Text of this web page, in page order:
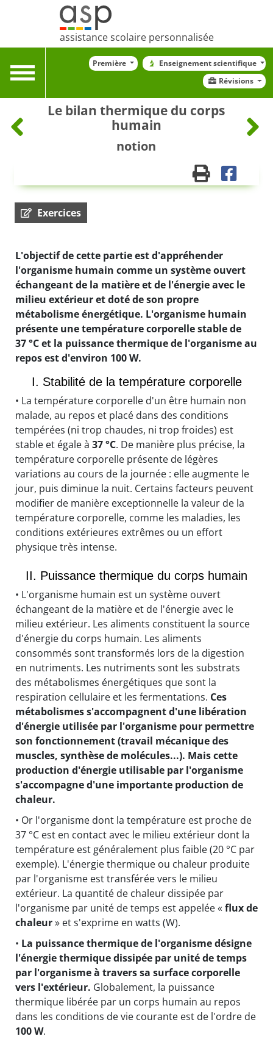
assistance scolaire personnalisée
Toggle
Première
Enseignement scientifique
Révisions
Le bilan thermique du corps
humain
notion
Exercices
L'objectif de cette partie est d'appréhender
l'organisme humain comme un système ouvert
échangeant de la matière et de l'énergie avec le
milieu extérieur et doté de son propre
métabolisme énergétique. L'organisme humain
présente une température corporelle stable de
37 °C et la puissance thermique de l'organisme au
repos est d'environ 100 W.
I. Stabilité de la température corporelle
• La température corporelle d'un être humain non
malade, au repos et placé dans des conditions
tempérées (ni trop chaudes, ni trop froides) est
stable et égale à 37 °C. De manière plus précise, la
température corporelle présente de légères
variations au cours de la journée : elle augmente le
jour, puis diminue la nuit. Certains facteurs peuvent
modifier de manière exceptionnelle la valeur de la
température corporelle, comme les maladies, les
conditions extérieures extrêmes ou un effort
physique très intense.
II. Puissance thermique du corps humain
• L'organisme humain est un système ouvert
échangeant de la matière et de l'énergie avec le
milieu extérieur. Les aliments constituent la source
d'énergie du corps humain. Les aliments
consommés sont transformés lors de la digestion
en nutriments. Les nutriments sont les substrats
des métabolismes énergétiques que sont la
respiration cellulaire et les fermentations. Ces
métabolismes s'accompagnent d'une libération
d'énergie utilisée par l'organisme pour permettre
son fonctionnement (travail mécanique des
muscles, synthèse de molécules...). Mais cette
production d'énergie utilisable par l'organisme
s'accompagne d'une importante production de
chaleur.
• Or l'organisme dont la température est proche de
37 °C est en contact avec le milieu extérieur dont la
température est généralement plus faible (20 °C par
exemple). L'énergie thermique ou chaleur produite
par l'organisme est transférée vers le milieu
extérieur. La quantité de chaleur dissipée par
l'organisme par unité de temps est appelée «flux de
chaleur» et s'exprime en watts (W).
• La puissance thermique de l'organisme désigne
l'énergie thermique dissipée par unité de temps
par l'organisme à travers sa surface corporelle
vers l'extérieur. Globalement, la puissance
thermique libérée par un corps humain au repos
dans les conditions de vie courante est de l'ordre de
100 W.